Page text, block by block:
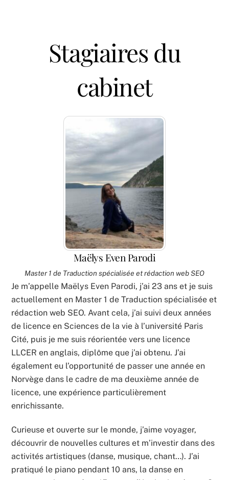
Stagiaires du
cabinet
Maëlys Even Parodi
Master 1 de Traduction spécialisée et rédaction web SEO
Je m’appelle Maëlys Even Parodi, j’ai 23 ans et je suis
actuellement en Master 1 de Traduction spécialisée et
rédaction web SEO. Avant cela, j’ai suivi deux années
de licence en Sciences de la vie à l’université Paris
Cité, puis je me suis réorientée vers une licence
LLCER en anglais, diplôme que j’ai obtenu. J’ai
également eu l’opportunité de passer une année en
Norvège dans le cadre de ma deuxième année de
licence, une expérience particulièrement
enrichissante.
Curieuse et ouverte sur le monde, j’aime voyager,
découvrir de nouvelles cultures et m’investir dans des
activités artistiques (danse, musique, chant…). J’ai
pratiqué le piano pendant 10 ans, la danse en